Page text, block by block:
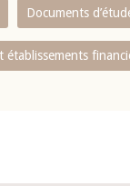
Documents
établissements